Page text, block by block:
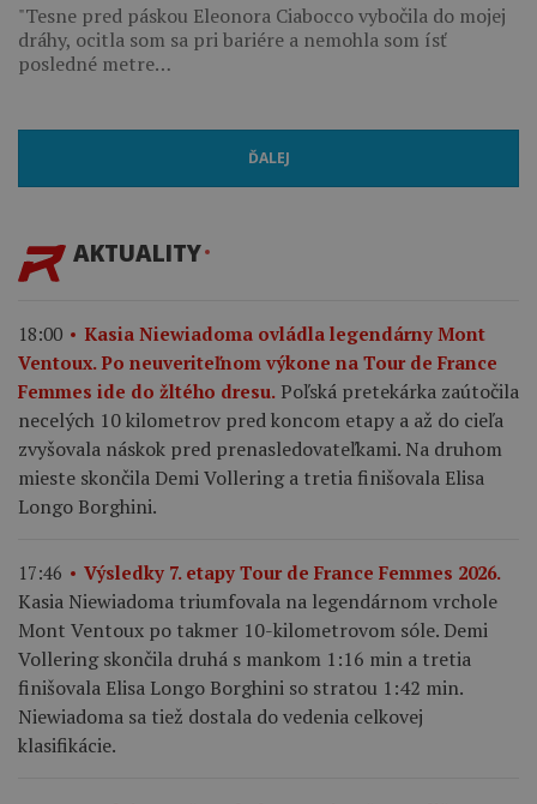
"Tesne pred páskou Eleonora Ciabocco vybočila do mojej
dráhy, ocitla som sa pri bariére a nemohla som ísť
posledné metre…
ĎALEJ
AKTUALITY
18:00
Kasia Niewiadoma ovládla legendárny Mont
Ventoux. Po neuveriteľnom výkone na Tour de France
Femmes ide do žltého dresu. Poľská pretekárka zaútočila
necelých 10 kilometrov pred koncom etapy a až do cieľa
zvyšovala náskok pred prenasledovateľkami. Na druhom
mieste skončila Demi Vollering a tretia finišovala Elisa
Longo Borghini.
17:46 Výsledky 7. etapy Tour de France Femmes 2026.
Kasia Niewiadoma triumfovala na legendárnom vrchole
Mont Ventoux po takmer 10-kilometrovom sóle. Demi
Vollering skončila druhá s mankom 1:16 min a tretia
finišovala Elisa Longo Borghini so stratou 1:42 min.
Niewiadoma sa tiež dostala do vedenia celkovej
klasifikácie.